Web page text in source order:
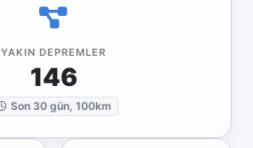
YAKIN DEPREMLER
146
Son 30 gün, 100km